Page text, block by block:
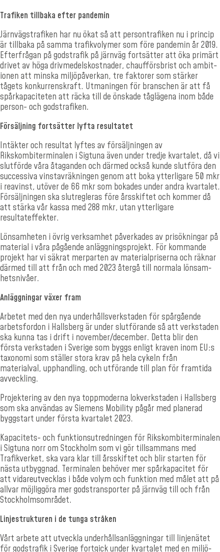
Trafiken tillbaka efter pandemin
Järnvägstrafiken har nu ökat så att persontrafiken nu i princip
är tillbaka på samma trafikvolymer som före pandemin år 2019.
Efter­frågan på godstrafik på järnväg fortsätter att öka primärt
drivet av höga drivmedelskostnader, chaufförsbrist och ambit­
ionen att minska miljöpåverkan, tre faktorer som stärker
tågets konkurrenskraft. Utmaningen för branschen är att få
spår­kapaciteten att räcka till de önskade tåglägena inom både
person- och godstrafiken.
Försäljning fortsätter lyfta resultatet
Intäkter och resultat lyftes av försäljningen av
Rikskombitermi­nalen i Sigtuna även under tredje kvartalet, då vi
slutförde våra åtaganden och därmed också kunde slutföra den
successiva vinstavräkningen genom att boka ytterligare 50 mkr
i reavinst, utöver de 66 mkr som bokades under andra kvartalet.
Försälj­ningen ska slutregleras före årsskiftet och kommer då
att stärka vår kassa med 288 mkr, utan ytterligare
resultateffekter.
Lönsamheten i övrig verksamhet påverkades av prisökningar på
material i våra pågående anläggningsprojekt. För kommande
projekt har vi säkrat merparten av materialpriserna och räknar
därmed till att från och med 2023 återgå till normala lönsam­
hetsnivåer.
Anläggningar växer fram
Arbetet med den nya underhållsverkstaden för spårgående
arbetsfordon i Hallsberg är under slutförande så att verkstaden
ska kunna tas i drift i november/december. Detta blir den
första verkstaden i Sverige som byggs enligt kraven inom EU:s
taxo­nomi som ställer stora krav på hela cykeln från
materialval, upp­handling, och utförande till plan för framtida
avveckling.
Projektering av den nya toppmoderna lokverkstaden i Hallsberg
som ska användas av Siemens Mobility pågår med planerad
byggstart under första kvartalet 2023.
Kapacitets- och funktionsutredningen för Rikskombiterminalen
i Sigtuna norr om Stockholm som vi gör tillsammans med
Trafikverket, ska vara klar till årsskiftet och blir starten för
nästa utbyggnad. Terminalen behöver mer spårkapacitet för
att vidare­utvecklas i både volym och funktion med målet att på
allvar möjliggöra mer godstransporter på järnväg till och från
Stock­holmsområdet.
Linjestrukturen i de tunga stråken
Vårt arbete att utveckla underhållsanläggningar till linjenätet
för godstrafik i Sverige fortgick under kvartalet med en miljö-